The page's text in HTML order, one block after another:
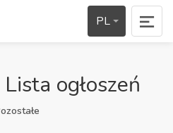
PL
ogłoszeń